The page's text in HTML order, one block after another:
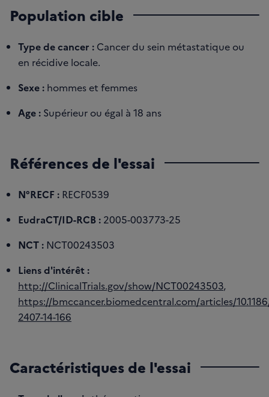
Population cible
Type de cancer : Cancer du sein métastatique ou
en récidive locale.
Sexe : hommes et femmes
Age : Supérieur ou égal à 18 ans
Références de l'essai
N°RECF : RECF0539
EudraCT/ID-RCB : 2005-003773-25
NCT : NCT00243503
Liens d'intérêt :
http://ClinicalTrials.gov/show/NCT00243503,
https://bmccancer.biomedcentral.com/articles/
2407-14-166
Caractéristiques de l'essai